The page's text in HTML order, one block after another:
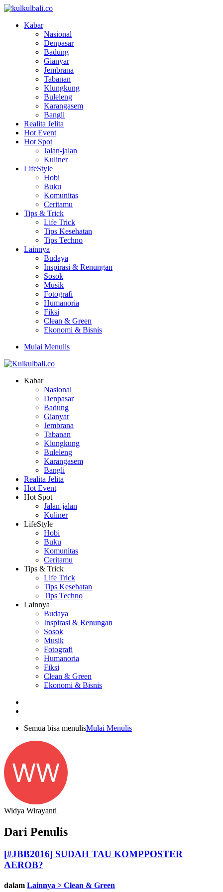
Kabar
Nasional
Denpasar
Badung
Gianyar
Jembrana
Tabanan
Klungkung
Buleleng
Karangasem
Bangli
Realita Jelita
Hot Event
Hot Spot
Jalan-jalan
Kuliner
LifeStyle
Hobi
Buku
Komunitas
Ceritamu
Tips & Trick
Life Trick
Tips Kesehatan
Tips Techno
Lainnya
Budaya
Inspirasi & Renungan
Sosok
Musik
Fotografi
Humanoria
Fiksi
Clean & Green
Ekonomi & Bisnis
Mulai Menulis
Kabar
Nasional
Denpasar
Badung
Gianyar
Jembrana
Tabanan
Klungkung
Buleleng
Karangasem
Bangli
Realita Jelita
Hot Event
Hot Spot
Jalan-jalan
Kuliner
LifeStyle
Hobi
Buku
Komunitas
Ceritamu
Tips & Trick
Life Trick
Tips Kesehatan
Tips Techno
Lainnya
Budaya
Inspirasi & Renungan
Sosok
Musik
Fotografi
Humanoria
Fiksi
Clean & Green
Ekonomi & Bisnis
Semua bisa menulisMulai Menulis
WW
Widya Wirayanti
Dari Penulis
[#JBB2016] SUDAH TAU KOMPPOSTER
AEROB?
dalam Lainnya > Clean & Green